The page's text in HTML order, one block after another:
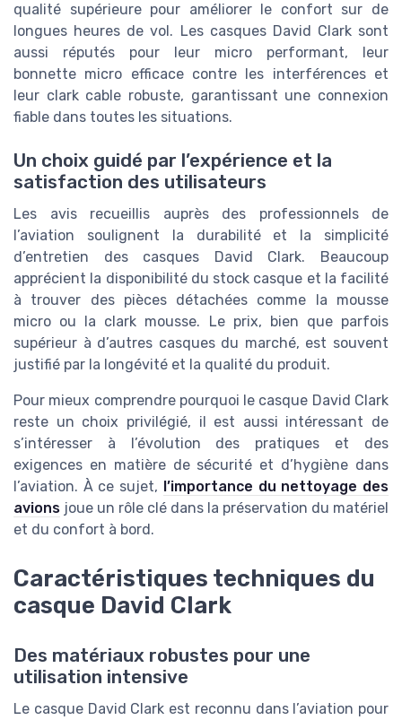
qualité supérieure pour améliorer le confort sur de
longues heures de vol. Les casques David Clark sont
aussi réputés pour leur micro performant, leur
bonnette micro efficace contre les interférences et
leur clark cable robuste, garantissant une connexion
fiable dans toutes les situations.
Un choix guidé par l’expérience et la
satisfaction des utilisateurs
Les avis recueillis auprès des professionnels de
l’aviation soulignent la durabilité et la simplicité
d’entretien des casques David Clark. Beaucoup
apprécient la disponibilité du stock casque et la facilité
à trouver des pièces détachées comme la mousse
micro ou la clark mousse. Le prix, bien que parfois
supérieur à d’autres casques du marché, est souvent
justifié par la longévité et la qualité du produit.
Pour mieux comprendre pourquoi le casque David Clark
reste un choix privilégié, il est aussi intéressant de
s’intéresser à l’évolution des pratiques et des
exigences en matière de sécurité et d’hygiène dans
l’aviation. À ce sujet, l’importance du nettoyage des
avions joue un rôle clé dans la préservation du matériel
et du confort à bord.
Caractéristiques techniques du
casque David Clark
Des matériaux robustes pour une
utilisation intensive
Le casque David Clark est reconnu dans l’aviation pour